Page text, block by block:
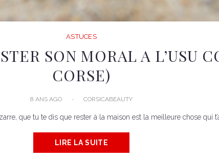
ASTUCES
SON MORAL A L’USU
CORSE)
8 ANS AGO CORSICABEAUTY
que tu te dis que rester à la maison est la meilleure chose qui
LIRE LA SUITE